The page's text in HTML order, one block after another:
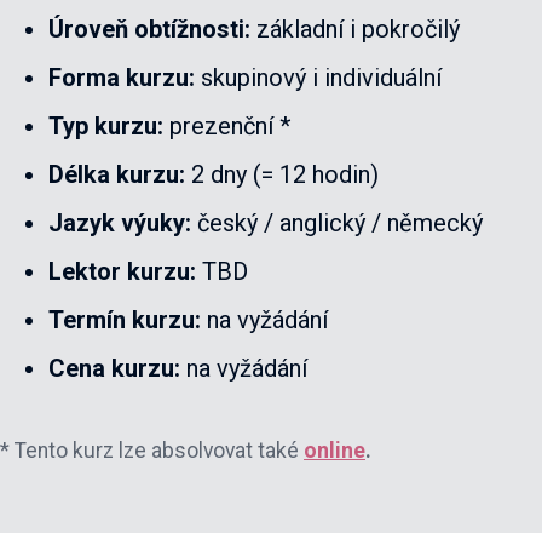
Úroveň obtížnosti: základní i pokročilý
Forma kurzu: skupinový i individuální
Typ kurzu: prezenční *
Délka kurzu: 2 dny (= 12 hodin)
Jazyk výuky: český / anglický / německý
Lektor kurzu: TBD
Termín kurzu: na vyžádání
Cena kurzu: na vyžádání
* Tento kurz lze absolvovat také online.